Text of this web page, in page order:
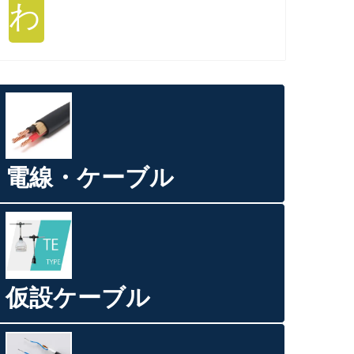
わ
電線・ケーブル
仮設ケーブル